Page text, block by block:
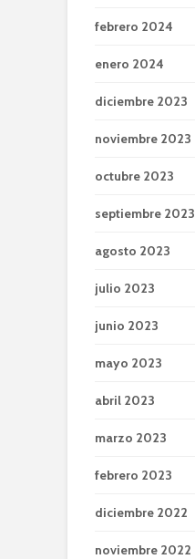
febrero 2024
enero 2024
diciembre 2023
noviembre 2023
octubre 2023
septiembre 2023
agosto 2023
julio 2023
junio 2023
mayo 2023
abril 2023
marzo 2023
febrero 2023
diciembre 2022
noviembre 2022